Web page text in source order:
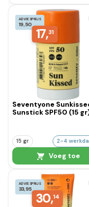
ADVIESPRIJS
19,50
17,31
Seventyone
Sunstick SPF50 (15
15 gr 2-4
Voeg toe
ADVIESPRIJS
33,95
30,14